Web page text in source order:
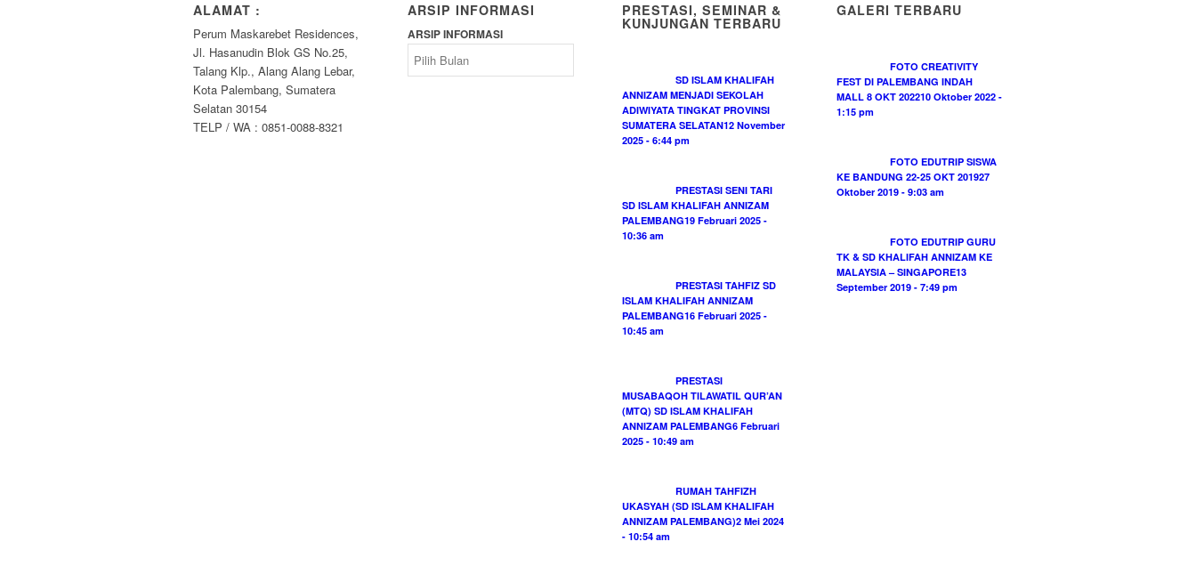
ALAMAT :
Perum Maskarebet Residences,
Jl. Hasanudin Blok GS No.25,
Talang Klp., Alang Alang Lebar,
Kota Palembang, Sumatera
Selatan 30154
TELP / WA : 0851-0088-8321
ARSIP INFORMASI
ARSIP INFORMASI
PRESTASI, SEMINAR &
KUNJUNGAN TERBARU
SD ISLAM KHALIFAH
ANNIZAM MENJADI SEKOLAH
ADIWIYATA TINGKAT PROVINSI
SUMATERA SELATAN12 November
2025 - 6:44 pm
PRESTASI SENI TARI
SD ISLAM KHALIFAH ANNIZAM
PALEMBANG19 Februari 2025 -
10:36 am
PRESTASI TAHFIZ SD
ISLAM KHALIFAH ANNIZAM
PALEMBANG16 Februari 2025 -
10:45 am
PRESTASI
MUSABAQOH TILAWATIL QUR’AN
(MTQ) SD ISLAM KHALIFAH
ANNIZAM PALEMBANG6 Februari
2025 - 10:49 am
RUMAH TAHFIZH
UKASYAH (SD ISLAM KHALIFAH
ANNIZAM PALEMBANG)2 Mei 2024
- 10:54 am
GALERI TERBARU
FOTO CREATIVITY
FEST DI PALEMBANG INDAH
MALL 8 OKT 202210 Oktober 2022 -
1:15 pm
FOTO EDUTRIP SISWA
KE BANDUNG 22-25 OKT 201927
Oktober 2019 - 9:03 am
FOTO EDUTRIP GURU
TK & SD KHALIFAH ANNIZAM KE
MALAYSIA – SINGAPORE13
September 2019 - 7:49 pm